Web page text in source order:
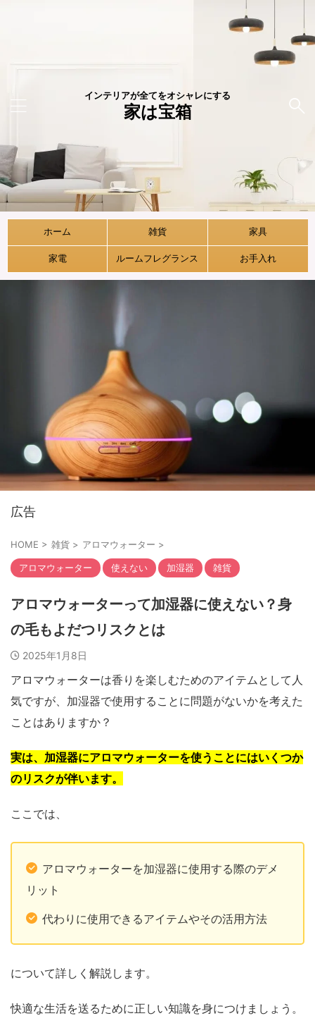
インテリアが全てをオシャレにする
家は宝箱
ホーム 雑貨 家具
家電 ルームフレグランス お手入れ
広告
HOME > 雑貨 > アロマウォーター >
アロマウォーター 使えない 加湿器 雑貨
アロマウォーターって加湿器に使えない？身
の毛もよだつリスクとは
2025年1月8日
アロマウォーターは香りを楽しむためのアイテムとして人
気ですが、加湿器で使用することに問題がないかを考えた
ことはありますか？
実は、加湿器にアロマウォーターを使うことにはいくつか
のリスクが伴います。
ここでは、
アロマウォーターを加湿器に使用する際のデメ
リット
代わりに使用できるアイテムやその活用方法
について詳しく解説します。
快適な生活を送るために正しい知識を身につけましょう。